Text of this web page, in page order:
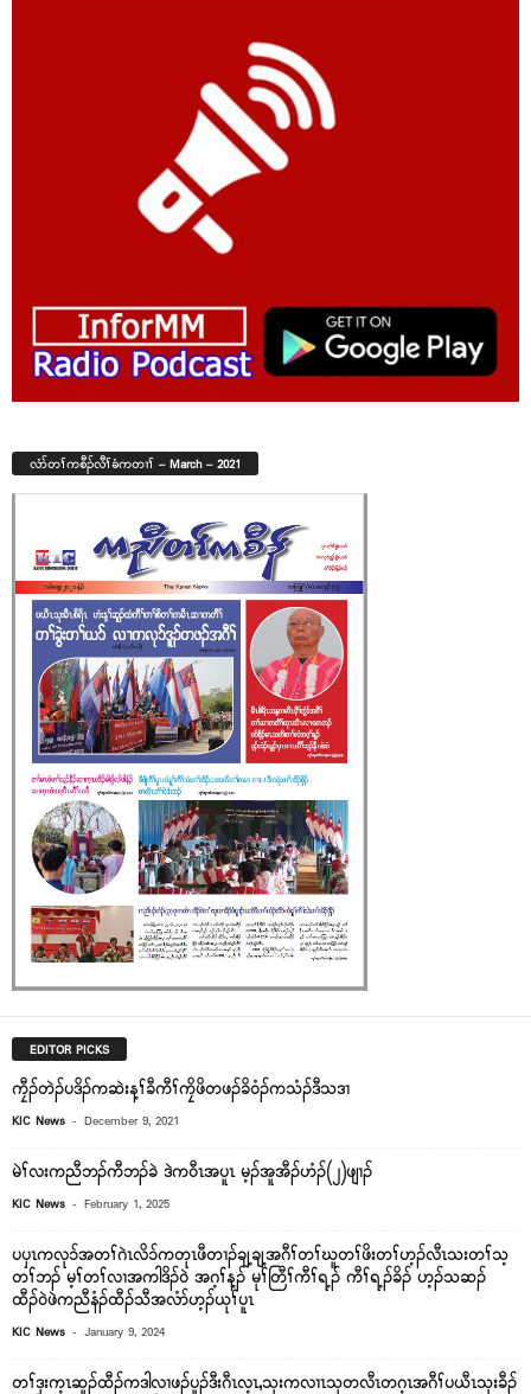
လံာ်တၢ်ကစီၣ်လီၢ်ခံကတၢၢ် – March – 2021
EDITOR PICKS
ကၠီၣ်တဲၣ်ပဒိၣ်ကဆဲးန့ၢ်ခီကီၢ်ကၠိဖိတဖၣ်ခိ၀ံၣ်ကသံၣ်ဒီသဒၢ
KIC News - December 9, 2021
မဲၢ်လးကညီဘၣ်ကီဘၣ်ခဲ ဒဲကဝီၤအပူၤ မ့ၣ်အူအီၣ်ဟံၣ်(၂)ဖျၢၣ်
KIC News - February 1, 2025
ပၦၤကလု၁်အတၢ်ဂဲၤလိ၁်ကတုၤဖီတၢၣ်ချ့ချ့အဂီၢ်တၢ်ဃူတၢ်ဖိးတၢ်ဟ့ၣ်လီၤသးတၢ်သ့
တၢ်ဘၣ် မ့ၢ်တၢ်လၢအကါဒိၣ်၀ဲ အဂ့ၢ်န့ၣ် မုၢ်တြီၢ်ကီၢ်ရ့ၣ် ကီၢ်ရ့ၣ်ခိၣ် ဟ့ၣ်သဆၣ်
ထီၣ်၀ဲဖဲကညီနံၣ်ထီၣ်သီအလံာ်ဟ့ၣ်ယုၢ်ပူၤ
KIC News - January 9, 2024
တၢ်ဒုးက့ၤဆူၣ်ထီၣ်ကဒါလၢဖၣ်ပူၣ်ဒီးဂီၤလ့ၤ,သုးကလၢၤသုတလီၤတဂ့ၤအဂီၢ်ပယီၤသုးခီၣ်